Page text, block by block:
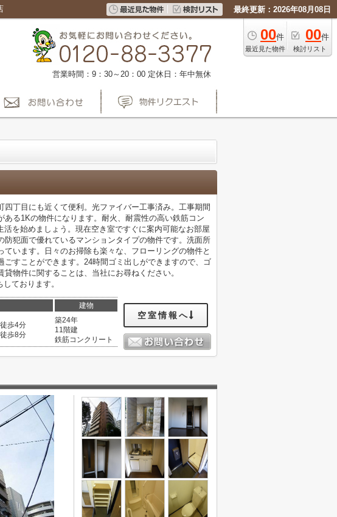
最終更新：2026年08月08日
00件
最近見た物件
00件
検討リスト
営業時間：9：30～20：00 定休日：年中無休
四丁目にも近くて便利。光ファイバー工事済み。工事期間
る1Kの物件になります。耐火、耐震性の高い鉄筋コン
を始めましょう。現在空き室ですぐに案内可能なお部屋
犯面で優れているマンションタイプの物件です。洗面所
います。日々のお掃除も楽々な、フローリングの物件と
すことができます。24時間ゴミ出しができますので、ゴ
物件に関することは、当社にお尋ねください。
ております。
建物
徒歩4分
徒歩8分
築24年
11階建
鉄筋コンクリート
空室情報へ